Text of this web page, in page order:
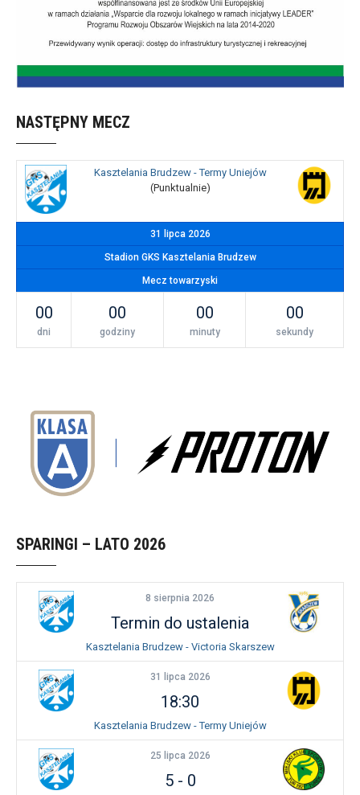
NASTĘPNY MECZ
Kasztelania Brudzew - Termy Uniejów
(Punktualnie)
31 lipca 2026
Stadion GKS Kasztelania Brudzew
Mecz towarzyski
00
dni
00
godziny
00
minuty
00
sekundy
SPARINGI – LATO 2026
8 sierpnia 2026
Termin do ustalenia
Kasztelania Brudzew - Victoria Skarszew
31 lipca 2026
18:30
Kasztelania Brudzew - Termy Uniejów
25 lipca 2026
5- 0